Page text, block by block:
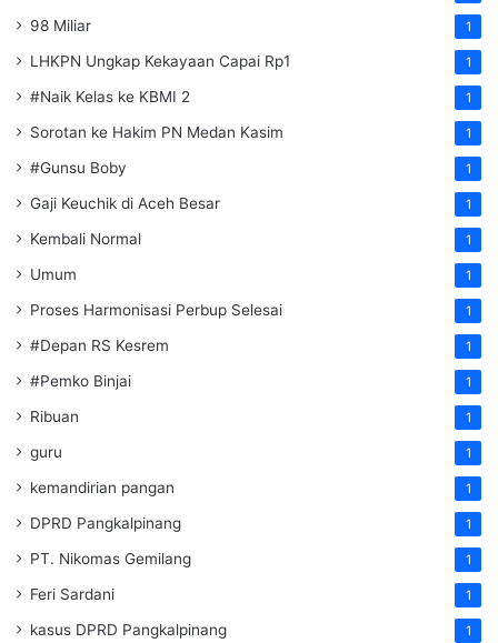
98 Miliar 1
LHKPN Ungkap Kekayaan Capai Rp1 1
#Naik Kelas ke KBMI 2 1
Sorotan ke Hakim PN Medan Kasim 1
#Gunsu Boby 1
Gaji Keuchik di Aceh Besar 1
Kembali Normal 1
Umum 1
Proses Harmonisasi Perbup Selesai 1
#Depan RS Kesrem 1
#Pemko Binjai 1
Ribuan 1
guru 1
kemandirian pangan 1
DPRD Pangkalpinang 1
PT. Nikomas Gemilang 1
Feri Sardani 1
kasus DPRD Pangkalpinang 1